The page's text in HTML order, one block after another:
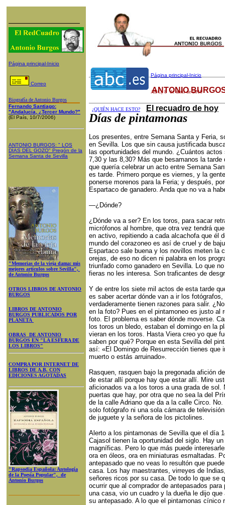
Página principal-Inicio
Correo
Biografía de Antonio Burgos
Fernando Santiago:
"Andalucía, ¿Tercer Mundo?"
(El País, 10/7/2006)
ANTONIO BURGOS: " LOS
DÍAS DEL GOZO" Pregón de la
Semana Santa de Sevilla
"Memorias de la vieja dama: mis
mejores artículos sobre Sevilla",
de Antonio Burgos
OTROS LIBROS DE ANTONIO
BURGOS
LIBROS DE ANTONIO
BURGOS PUBLICADOS POR
PLANETA
OBRAS DE ANTONIO
BURGOS EN "LA ESFERA DE
LOS LIBROS"
COMPRA POR INTERNET DE
LIBROS DE A.B. CON
EDICIONES AGOTADAS
"Rapsodia Española: Antología
de la Poesía Popular", de
Antonio Burgos
Página principal-Inicio
ABC, 8de abril de 2010
¿QUIÉN HACE ESTO? El recuadro de hoy
ANTONIO
Días de pintamonas
Los presentes, entre Semana Santa y Feria,
en Sevilla. Los que sin causa justificada
las oportunidades del mundo. ¿Cuántos
7,30 y las 8,30? Más que besamanos la
que quería celebrar un acto entre Semana
es tarde. Primero porque es viernes, y la
ponerse morenos para la Feria; y después,
Espartaco de ganadero. Anda que no va a
—¿Dónde?
¿Dónde va a ser? En los toros, para sacar
micrófonos al hombre, que otra vez tendrá
en activo, repitiendo a cada alcachofa que él
mundo del corazoneo es así de cruel y de
Espartaco sale buena y los novillos meten la
orejas, de eso no dicen ni palabra en los
triunfado como ganadero en Sevilla. Lo que
fieras no les interesa. Son traficantes de
Y de entre los siete mil actos de esta tarde
es saber acertar dónde van a ir los
verdaderamente tienen razones para salir.
en la foto? Pues en el pintamoneo es justo al
foto. El problema es saber dónde moverse.
los toros un bledo, estaban el domingo en la
vieran en los toros. Hasta Viera creo yo que
saben por qué? Porque en esta Sevilla del
así: «El Domingo de Resurrección tienes
muerto o estás arruinado».
Rasquen, rasquen bajo la pregonada afición
de estar allí porque hay que estar allí. Mire
aficionados va a los toros a una grada de
puertas que hay, por otra que no sea la del
de la calle Adriano que da a la calle Circo.
solo fotógrafo ni una sola cámara de
de juguete y la señora de los pictolines.
Alerto a los pintamonas de Sevilla que el día
Cajasol tienen la oportunidad del siglo. Hay
magníficas. Pero lo que más puede
ora en óleos, ora en miniaturas esmaltadas.
antepasado que no veas lo resultón que
casa. Los hay maestrantes, virreyes de
señores ricos por su casa. De todo lo que se
ocurrir que al comprador de antepasados
una casa, vio un cuadro y la dueña le dijo
su antepasado. A lo que el pintamonas cínico